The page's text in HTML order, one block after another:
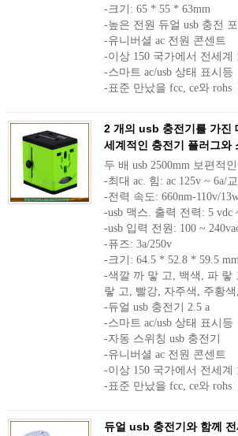
-크기: 65 * 55 * 63mm
-높은 전원 듀얼 usb 충전
-유니버셜 ac 전원 콘센트
-이상 150 국가에서 전세계
-스마트 ac/usb 상태 표시등
-표준 만났을 fcc, ce와 rohs
2 개의 usb 충전기를 가진
세계적인 충전기 플러그와
두 배 usb 2500mm 보편적
-최대 ac. 힘: ac 125v ~ 6a/
-전력 속도: 660nm-110v/
-usb 맥스. 출력 전력: 5 vdc
-usb 입력 전원: 100 ~
-퓨즈: 3a/250v
-크기: 64.5 * 52.8 * 59.5
-색깔 까 맣 고, 백색, 파 랗
랗 고, 빨강, 자주색, 주황색
-듀얼 usb 충전기 2.5 a
-스마트 ac/usb 상태 표시등
-자동 스위칭 usb 충전기
-유니버셜 ac 전원 콘센트
-이상 150 국가에서 전세계
-표준 만났을 fcc, ce와 rohs
듀얼 usb 충전기와 함께